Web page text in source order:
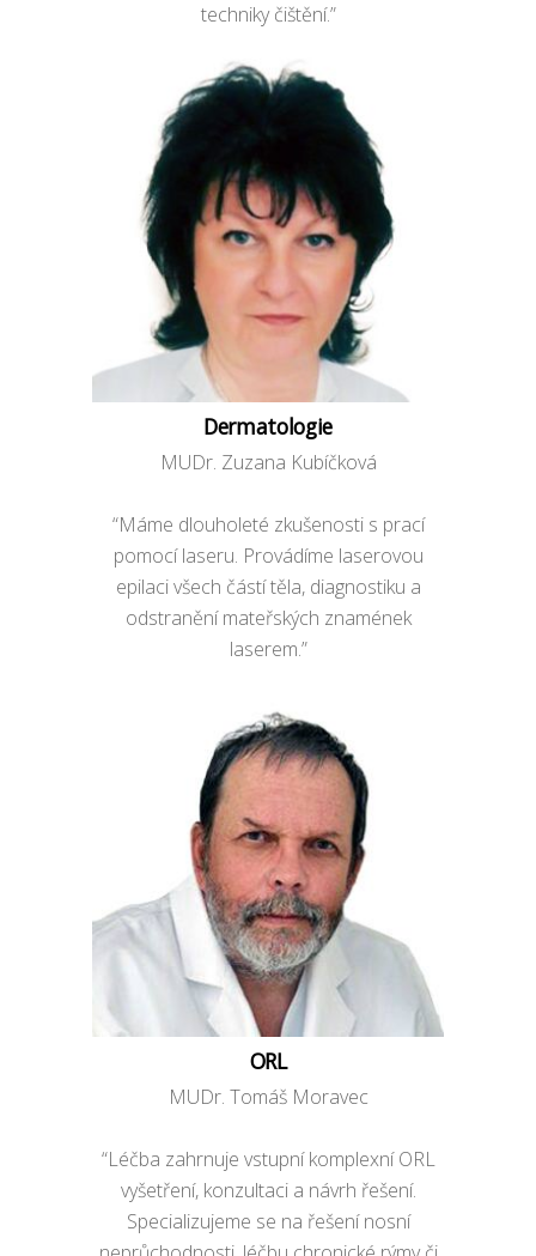
techniky čištění.”
Dermatologie
MUDr. Zuzana Kubíčková
“Máme dlouholeté zkušenosti s prací
pomocí laseru. Provádíme laserovou
epilaci všech částí těla, diagnostiku a
odstranění mateřských znamének
laserem.”
ORL
MUDr. Tomáš Moravec
“Léčba zahrnuje vstupní komplexní ORL
vyšetření, konzultaci a návrh řešení.
Specializujeme se na řešení nosní